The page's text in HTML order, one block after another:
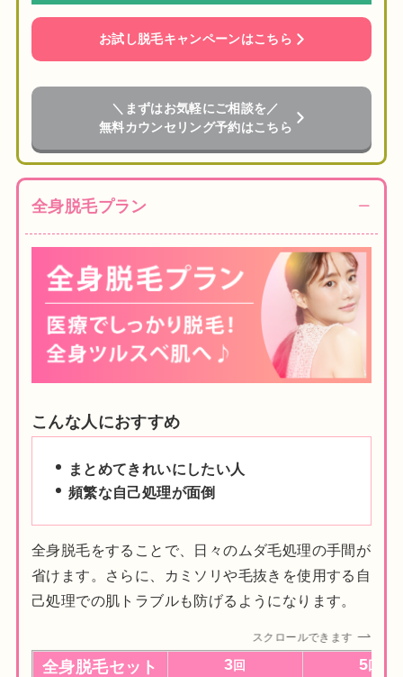
お試し脱毛キャンペーンはこちら
＼まずはお気軽にご相談を／
無料カウンセリング予約はこちら
全身脱毛プラン
こんな人におすすめ
まとめてきれいにしたい人
頻繁な自己処理が面倒
全身脱毛をすることで、日々のムダ毛処理の手間が
省けます。さらに、カミソリや毛抜きを使用する自
己処理での肌トラブルも防げるようになります。
スクロールできます
全身脱毛セット 3回 5回